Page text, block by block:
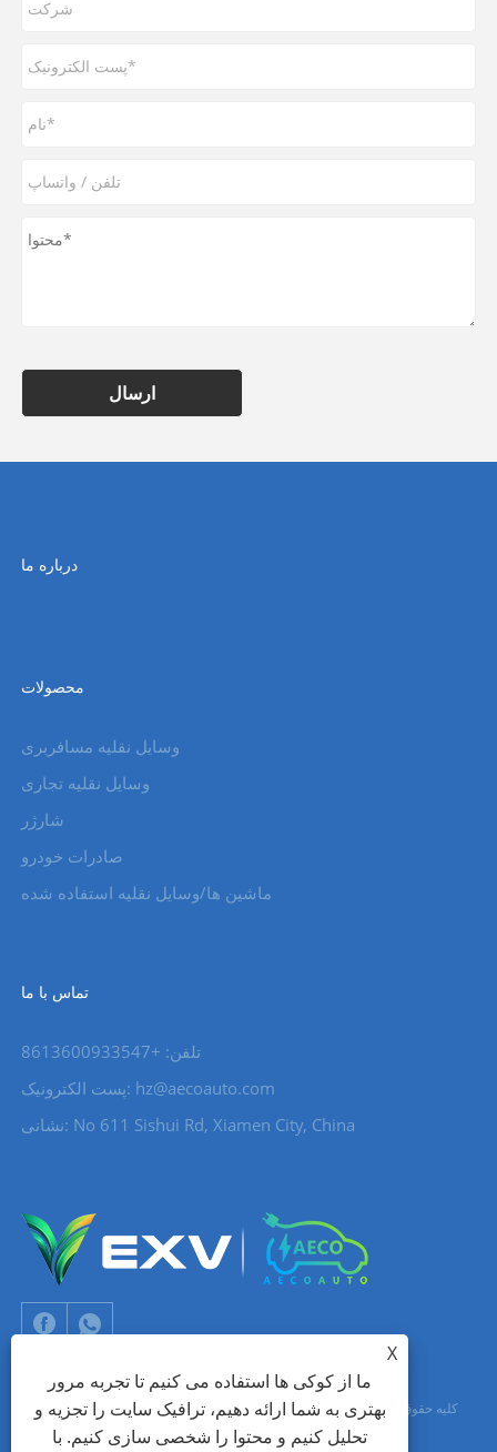
ارسال
درباره ما
محصولات
وسایل نقلیه مسافربری
وسایل نقلیه تجاری
شارژر
صادرات خودرو
ماشین ها/وسایل نقلیه استفاده شده
تماس با ما
تلفن: +8613600933547
پست الکترونیک: hz@aecoauto.com
نشانی: No 611 Sishui Rd, Xiamen City, China
حق چاپ © 2024 Xiamen Aecoauto Technology Co., Ltd. کلیه حقوق محفوظ
X
ما از کوکی ها استفاده می کنیم تا تجربه مرور
بهتری به شما ارائه دهیم، ترافیک سایت را تجزیه و
تحلیل کنیم و محتوا را شخصی سازی کنیم. با